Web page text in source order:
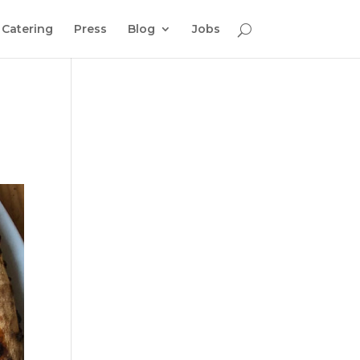
Catering Press Blog Jobs